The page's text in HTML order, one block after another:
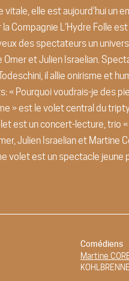
elle est aujourd’hui un
Compagnie L’Hydre Folle
des spectateurs un
et Julien Israelian.
il allie onirisme et
« Pourquoi voudrais-je des
» est le volet central du
est un concert-lecture, trio «
Julien Israelian et
volet est un spectacle
Comédiens
Martine